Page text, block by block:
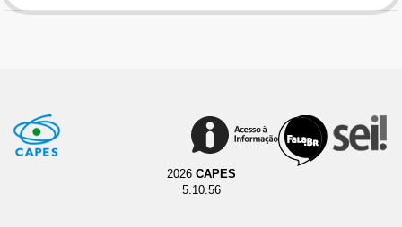
2026 CAPES
5.10.56